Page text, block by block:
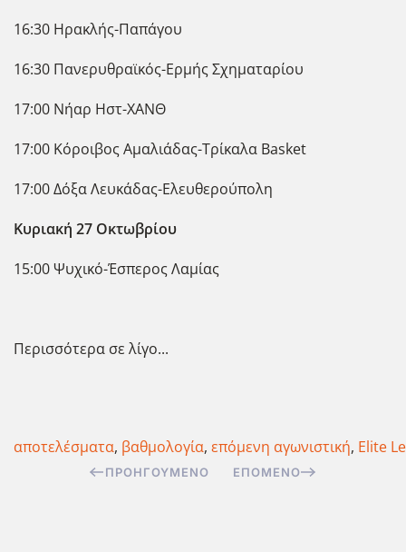
16:30 Ηρακλής-Παπάγου
16:30 Πανερυθραϊκός-Ερμής Σχηματαρίου
17:00 Νήαρ Ηστ-ΧΑΝΘ
17:00 Κόροιβος Αμαλιάδας-Τρίκαλα Basket
17:00 Δόξα Λευκάδας-Ελευθερούπολη
Κυριακή 27 Οκτωβρίου
15:00 Ψυχικό-Έσπερος Λαμίας
Περισσότερα σε λίγο...
αποτελέσματα, βαθμολογία, επόμενη αγωνιστική, Elite
ΠΡΟΗΓΟΎΜΕΝΟ ΕΠΌΜΕΝΟ